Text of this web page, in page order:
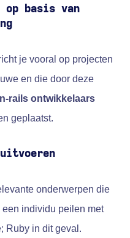
basis van
je vooral op projecten
en die door deze
rails ontwikkelaars
geplaatst.
onderwerpen die
individu peilen met
Ruby in dit geval.